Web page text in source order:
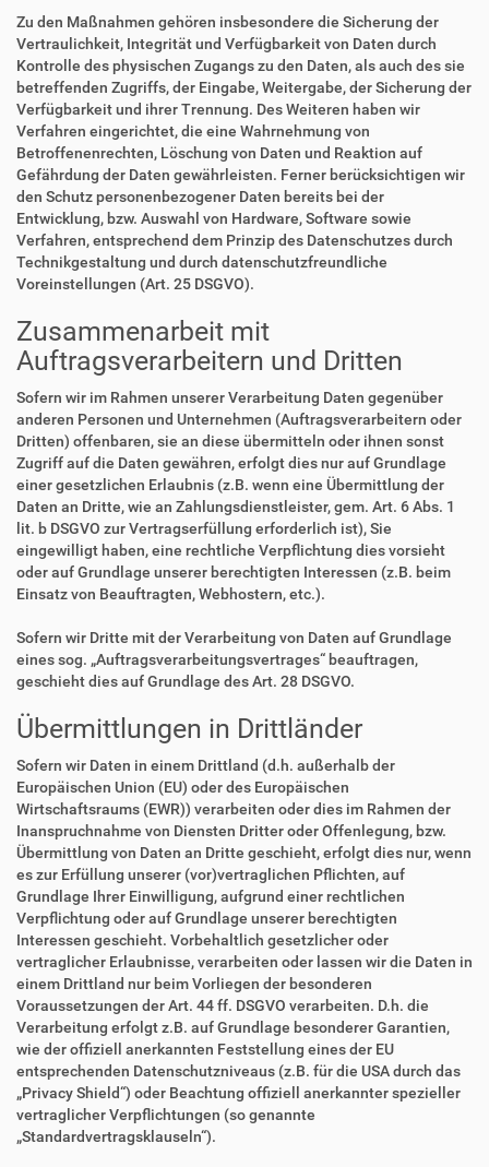
Zu den Maßnahmen gehören insbesondere die Sicherung der
Vertraulichkeit, Integrität und Verfügbarkeit von Daten durch
Kontrolle des physischen Zugangs zu den Daten, als auch des sie
betreffenden Zugriffs, der Eingabe, Weitergabe, der Sicherung der
Verfügbarkeit und ihrer Trennung. Des Weiteren haben wir
Verfahren eingerichtet, die eine Wahrnehmung von
Betroffenenrechten, Löschung von Daten und Reaktion auf
Gefährdung der Daten gewährleisten. Ferner berücksichtigen wir
den Schutz personenbezogener Daten bereits bei der
Entwicklung, bzw. Auswahl von Hardware, Software sowie
Verfahren, entsprechend dem Prinzip des Datenschutzes durch
Technikgestaltung und durch datenschutzfreundliche
Voreinstellungen (Art. 25 DSGVO).
Zusammenarbeit mit
Auftragsverarbeitern und Dritten
Sofern wir im Rahmen unserer Verarbeitung Daten gegenüber
anderen Personen und Unternehmen (Auftragsverarbeitern oder
Dritten) offenbaren, sie an diese übermitteln oder ihnen sonst
Zugriff auf die Daten gewähren, erfolgt dies nur auf Grundlage
einer gesetzlichen Erlaubnis (z.B. wenn eine Übermittlung der
Daten an Dritte, wie an Zahlungsdienstleister, gem. Art. 6 Abs. 1
lit. b DSGVO zur Vertragserfüllung erforderlich ist), Sie
eingewilligt haben, eine rechtliche Verpflichtung dies vorsieht
oder auf Grundlage unserer berechtigten Interessen (z.B. beim
Einsatz von Beauftragten, Webhostern, etc.).
Sofern wir Dritte mit der Verarbeitung von Daten auf Grundlage
eines sog. „Auftragsverarbeitungsvertrages“ beauftragen,
geschieht dies auf Grundlage des Art. 28 DSGVO.
Übermittlungen in Drittländer
Sofern wir Daten in einem Drittland (d.h. außerhalb der
Europäischen Union (EU) oder des Europäischen
Wirtschaftsraums (EWR)) verarbeiten oder dies im Rahmen der
Inanspruchnahme von Diensten Dritter oder Offenlegung, bzw.
Übermittlung von Daten an Dritte geschieht, erfolgt dies nur, wenn
es zur Erfüllung unserer (vor)vertraglichen Pflichten, auf
Grundlage Ihrer Einwilligung, aufgrund einer rechtlichen
Verpflichtung oder auf Grundlage unserer berechtigten
Interessen geschieht. Vorbehaltlich gesetzlicher oder
vertraglicher Erlaubnisse, verarbeiten oder lassen wir die Daten in
einem Drittland nur beim Vorliegen der besonderen
Voraussetzungen der Art. 44 ff. DSGVO verarbeiten. D.h. die
Verarbeitung erfolgt z.B. auf Grundlage besonderer Garantien,
wie der offiziell anerkannten Feststellung eines der EU
entsprechenden Datenschutzniveaus (z.B. für die USA durch das
„Privacy Shield“) oder Beachtung offiziell anerkannter spezieller
vertraglicher Verpflichtungen (so genannte
„Standardvertragsklauseln“).